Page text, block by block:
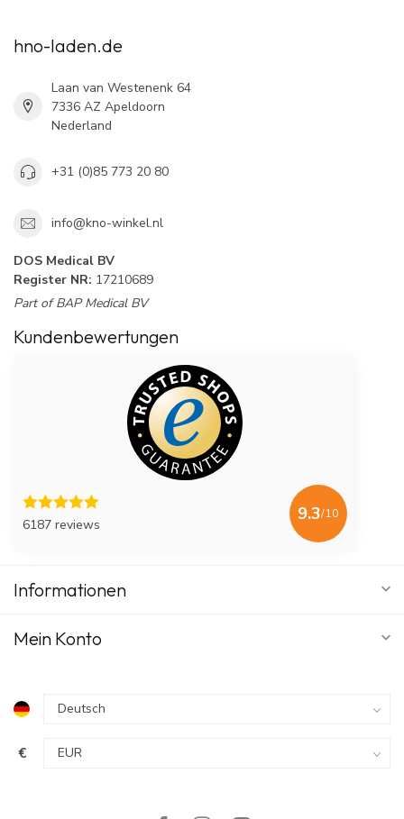
hno-laden.de
Laan van Westenenk 64
7336 AZ Apeldoorn
Nederland
+31 (0)85 773 20 80
info@kno-winkel.nl
DOS Medical BV
Register NR: 17210689
Part of BAP Medical BV
Kundenbewertungen
6187 reviews
9.3/10
Informationen
Mein Konto
€